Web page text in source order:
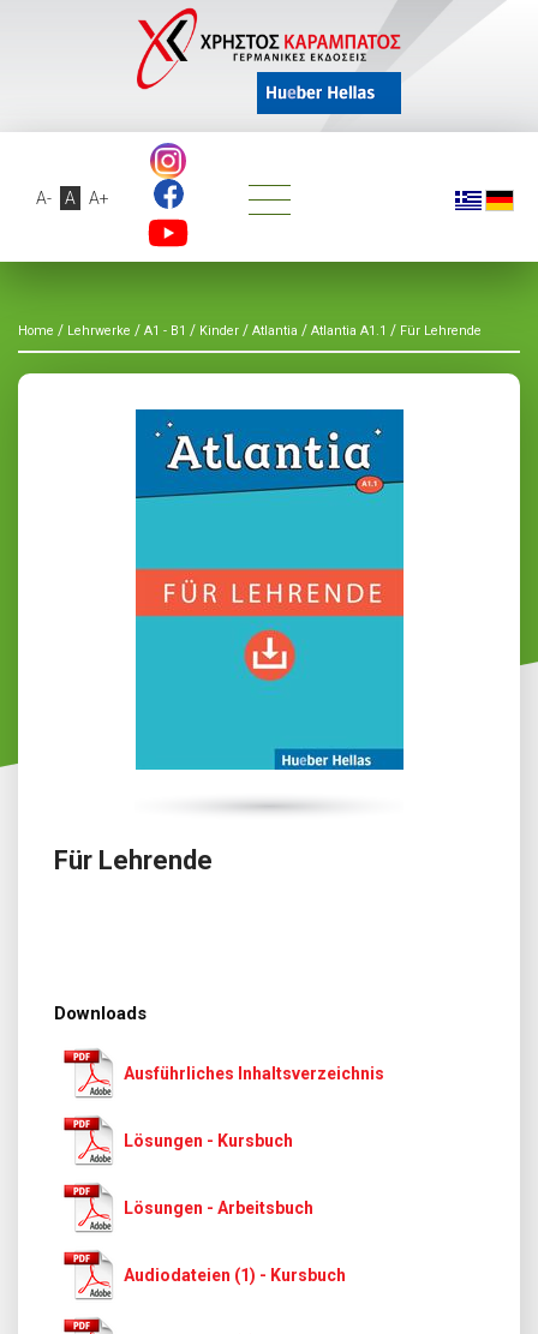
A- A A+
Home / Lehrwerke / A1 - B1 / Kinder / Atlantia / Atlantia A1.1 / Für Lehrende
Für Lehrende
Downloads
Ausführliches Inhaltsverzeichnis
Lösungen - Kursbuch
Lösungen - Arbeitsbuch
Audiodateien (1) - Kursbuch